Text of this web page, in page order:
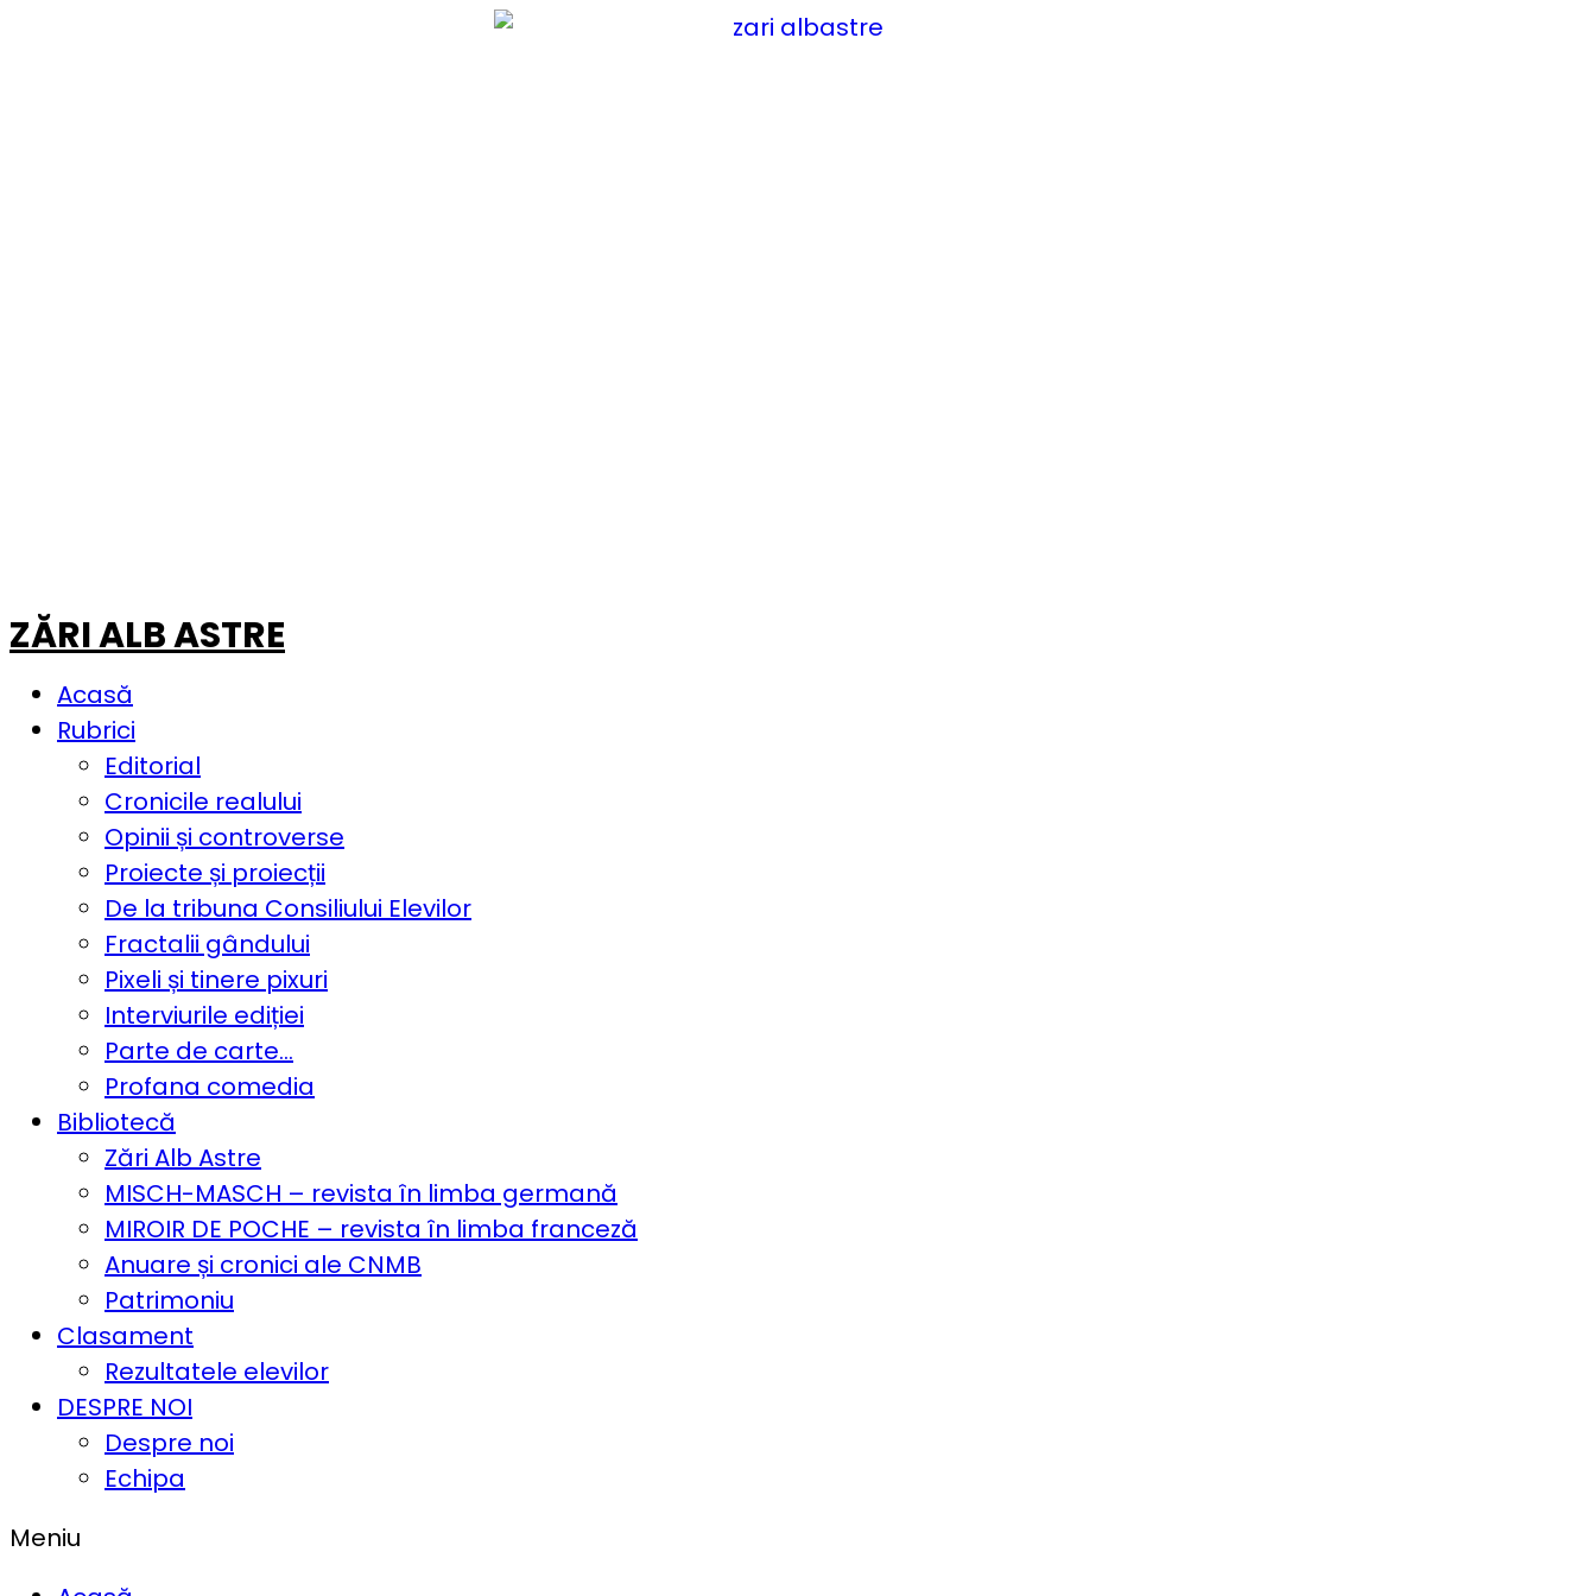
ZĂRI ALB ASTRE
Acasă
Rubrici
Editorial
Cronicile realului
Opinii și controverse
Proiecte și proiecții
De la tribuna Consiliului Elevilor
Fractalii gândului
Pixeli și tinere pixuri
Interviurile ediției
Parte de carte…
Profana comedia
Bibliotecă
Zări Alb Astre
MISCH-MASCH – revista în limba germană
MIROIR DE POCHE – revista în limba franceză
Anuare și cronici ale CNMB
Patrimoniu
Clasament
Rezultatele elevilor
DESPRE NOI
Despre noi
Echipa
Meniu